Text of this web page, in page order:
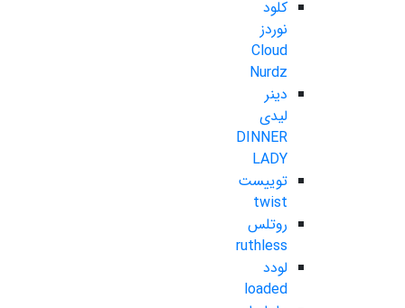
کلود
نوردز
Cloud
Nurdz
دینر
لیدی
DINNER
LADY
توییست
twist
روتلس
ruthless
لودد
loaded